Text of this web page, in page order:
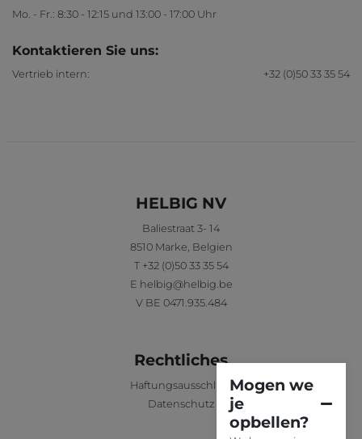
Mogen we
je
opbellen?
Mo. - Fr.: 8:30 - 12:15 und 13:00 - 17:00 Uhr
Kontaktieren Sie uns:
Vertrieb intern: +32 (0)50 33 35 54
HELBIG NV
Baliestraat 3- 14
8510 Marke, Belgien
T +32 (0)50 33 35 54
E helbig@helbig.be
V BE 0471.935.484
Rechtliches
Haftungsausschluss
Datenschutz